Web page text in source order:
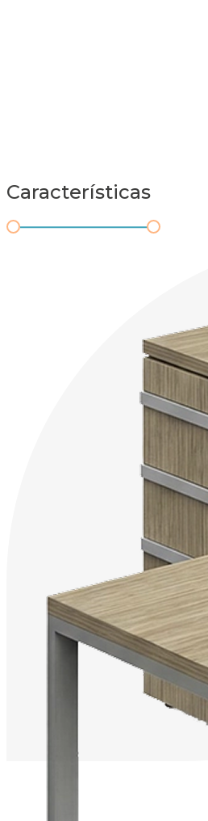
Características